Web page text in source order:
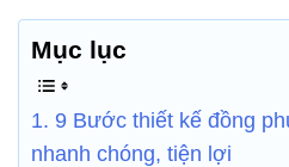
Mục lục
1. 9 Bước thiết kế đồng
nhanh chóng, tiện lợi